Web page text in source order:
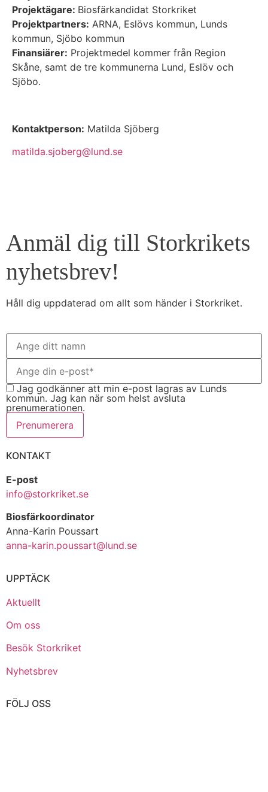
Projektägare: Biosfärkandidat Storkriket
Projektpartners: ARNA, Eslövs kommun, Lunds
kommun, Sjöbo kommun
Finansiärer: Projektmedel kommer från Region
Skåne, samt de tre kommunerna Lund, Eslöv och
Sjöbo.
Kontaktperson: Matilda Sjöberg
matilda.sjoberg@lund.se
Anmäl dig till Storkrikets
nyhetsbrev!
Håll dig uppdaterad om allt som händer i Storkriket.
Jag godkänner att min e-post lagras av Lunds
kommun. Jag kan när som helst avsluta
prenumerationen.
Prenumerera
KONTAKT
E-post
info@storkriket.se
Biosfärkoordinator
Anna-Karin Poussart
anna-karin.poussart@lund.se
UPPTÄCK
Aktuellt
Om oss
Besök Storkriket
Nyhetsbrev
FÖLJ OSS